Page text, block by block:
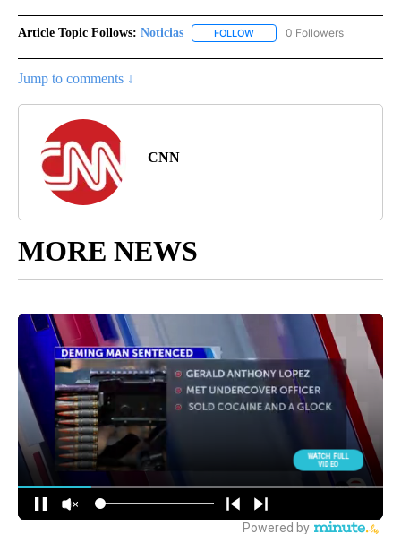
Article Topic Follows: Noticias FOLLOW FOLLOW "NOTICIAS" TO
0 Followers
Jump to comments ↓
CNN
MORE NEWS